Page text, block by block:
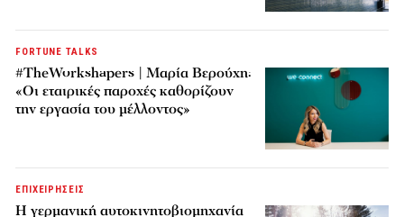
FORTUNE TALKS
#TheWorkshapers | Μαρία Βερούχη:
«Οι εταιρικές παροχές καθορίζουν
την εργασία του μέλλοντος»
ΕΠΙΧΕΙΡΗΣΕΙΣ
Η γερμανική αυτοκινητοβιομηχανία